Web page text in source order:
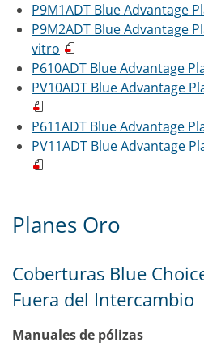
P9M1ADT Blue Advantage
P9M2ADT Blue Advantage
vitro
P610ADT Blue Advantage
PV10ADT Blue Advantage
P611ADT Blue Advantage
PV11ADT Blue Advantage
Planes Oro
Coberturas Blue
Fuera del Intercambio
Manuales de pólizas